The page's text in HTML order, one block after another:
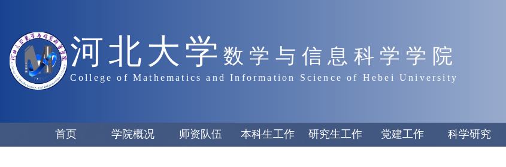
河北大学 数学与信息科学学院
College of Mathematics and Information Science of Hebei University
首页 学院概况 师资队伍 本科生工作 研究生工作 党建工作 科学研究